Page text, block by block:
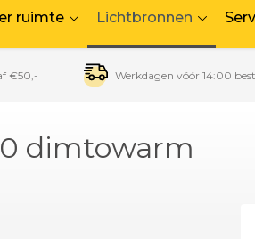
ruimte Lichtbronnen
€50,- Werkdagen vóór 14:00
dimtowarm